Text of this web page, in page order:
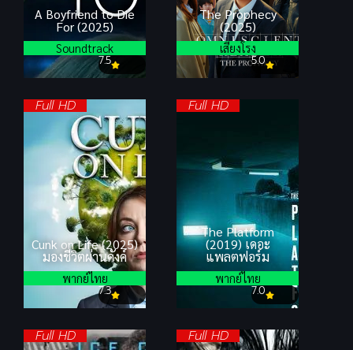
A Boyfriend to Die
For (2025)
7.5
Soundtrack
The Prophecy
(2025)
5.0
เสียงโรง
Full HD
Cunk on Life (2025)
มองชีวิตผ่านคังค์
7.3
พากย์ไทย
Full HD
The Platform
(2019) เดอะ
แพลตฟอร์ม
7.0
พากย์ไทย
Full HD Full HD